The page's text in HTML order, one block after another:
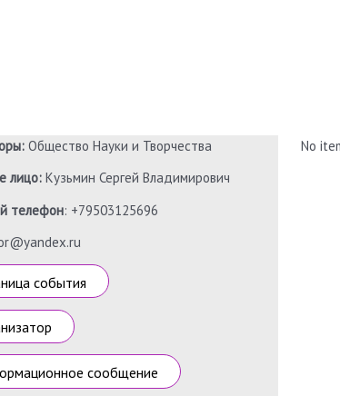
Общество Науки и Творчества
лицо: Кузьмин Сергей Владимирович
телефон: +79503125696
события
сообщение
No